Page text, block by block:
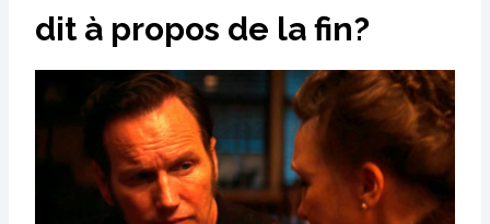
dit à propos de la fin?